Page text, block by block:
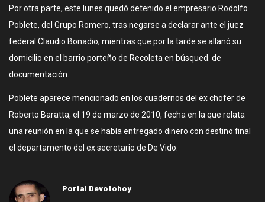
Por otra parte, este lunes quedó detenido el empresario Rodolfo
Poblete, del Grupo Romero, tras negarse a declarar ante el juez
federal Claudio Bonadio, mientras que por la tarde se allanó su
domicilio en el barrio porteño de Recoleta en búsqued. de
documentación.
Poblete aparece mencionado en los cuadernos del ex chofer de
Roberto Baratta, el 19 de marzo de 2010, fecha en la que relata
una reunión en la que se había entregado dinero con destino final
el departamento del ex secretario de De Vido.
Portal Devotohoy